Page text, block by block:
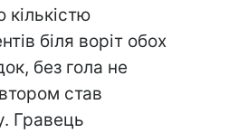
кількістю
біля воріт обох
без гола не
став
Гравець